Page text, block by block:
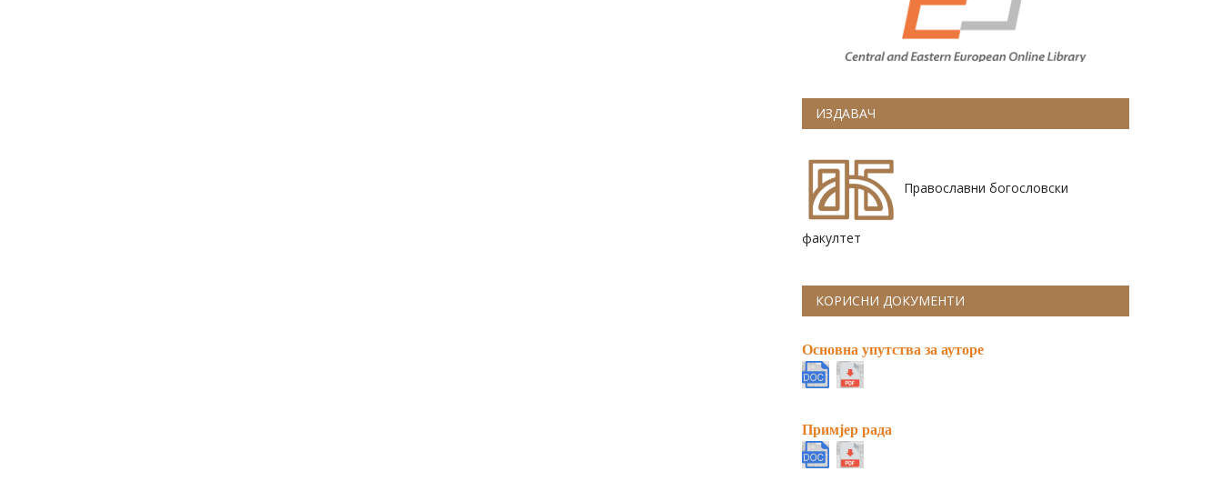
ИЗДАВАЧ
Православни богословски
факултет
КОРИСНИ ДОКУМЕНТИ
Основна упутства за ауторе
Примјер рада